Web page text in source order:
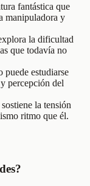
fantástica que
manipuladora y
la dificultad
que todavía no
puede estudiarse
percepción del
la tensión
ritmo que él.